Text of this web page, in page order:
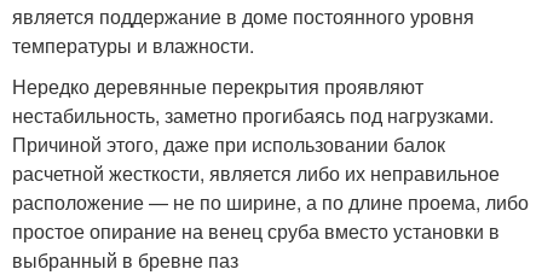
является поддержание в доме постоянного уровня
температуры и влажности.
Нередко деревянные перекрытия проявляют
нестабильность, заметно прогибаясь под нагрузками.
Причиной этого, даже при использовании балок
расчетной жесткости, является либо их неправильное
расположение — не по ширине, а по длине проема, либо
простое опирание на венец сруба вместо установки в
выбранный в бревне паз